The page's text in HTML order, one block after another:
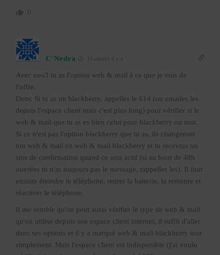
C'Nedra 16 années il y a
Avec neo3 tu as l'option web & mail à ce que je vois de
l'offre.
Donc Si tu as un blackberry, appelles le 614 (ou emailes les
depuis l'espace client mais c'est plus long) pour vérifier si le
web & mail que tu as es bien celui pour blackberry ou non.
Si ce n'est pas l'option blackberry que tu as, ils changeront
ton web & mail en web & mail blackberry et tu recevras un
sms de confirmation quand ce sera actif (si au bout de 48h
ouvrées tu n'as toujours pas le message, rappelles les). Il faut
ensuite éteindre le téléphone, retirer la batterie, la remettre et
réactiver le téléphone.
Il me semble qu'on peut aussi vérifier le type de web & mail
qu'on utilise depuis son espace client internet, il suffit d'aller
dans ses options et il y a marqué web & mail blackberry tout
simplement. Mais l'espace client est indisponible (j'ai voulu